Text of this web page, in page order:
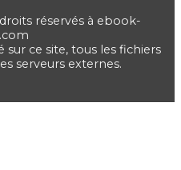
réservés à ebook-
ce site, tous les fichiers
serveurs externes.